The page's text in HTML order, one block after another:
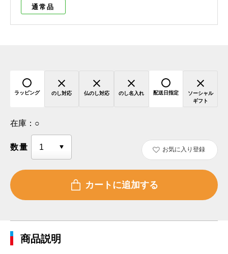
通常品
ラッピング のし対応 仏のし対応 のし名入れ 配送日指定
ソーシャル
ギフト
在庫： ○
数量 お気に入り登録
商品説明